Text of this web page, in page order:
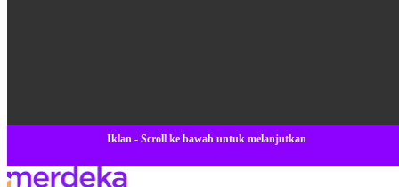
Iklan - Scroll ke bawah untuk melanjutkan